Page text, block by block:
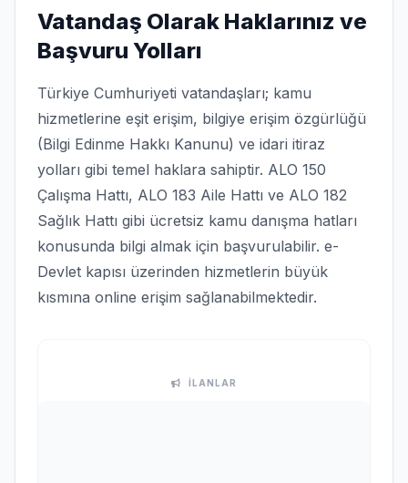
Vatandaş Olarak Haklarınız ve
Başvuru Yolları
Türkiye Cumhuriyeti vatandaşları; kamu
hizmetlerine eşit erişim, bilgiye erişim özgürlüğü
(Bilgi Edinme Hakkı Kanunu) ve idari itiraz
yolları gibi temel haklara sahiptir. ALO 150
Çalışma Hattı, ALO 183 Aile Hattı ve ALO 182
Sağlık Hattı gibi ücretsiz kamu danışma hatları
konusunda bilgi almak için başvurulabilir. e-
Devlet kapısı üzerinden hizmetlerin büyük
kısmına online erişim sağlanabilmektedir.
İLANLAR